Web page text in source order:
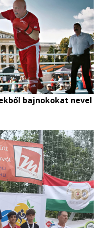
bajnokokat nevel